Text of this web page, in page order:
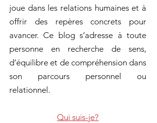
joue dans les relations humaines et à
offrir des repères concrets pour
avancer. Ce blog s’adresse à toute
personne en recherche de sens,
d’équilibre et de compréhension dans
son parcours personnel ou
relationnel.
Qui suis-je?